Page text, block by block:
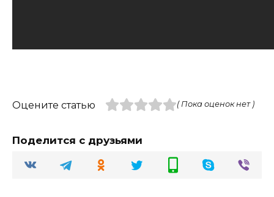
Оцените статью ( Пока оценок нет )
Поделится с друзьями